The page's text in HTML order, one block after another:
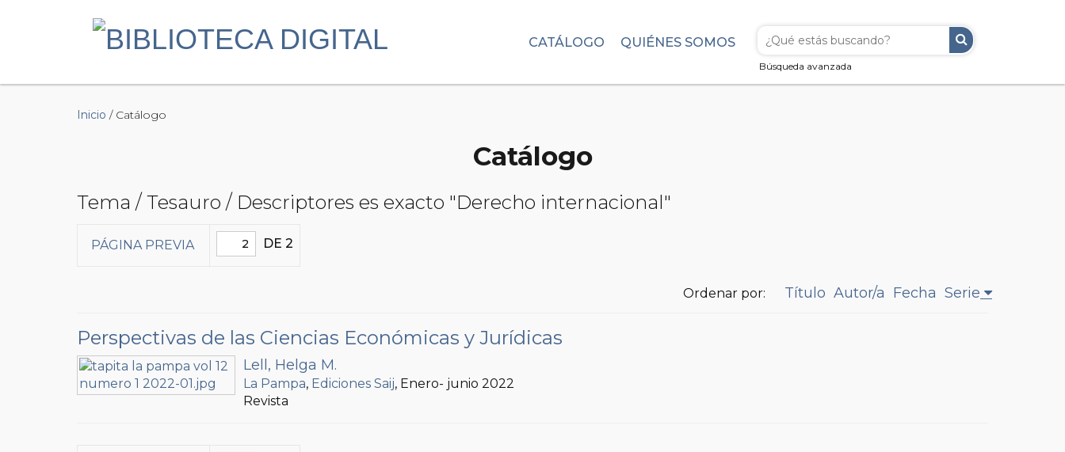
Búsqueda avanzada
CATÁLOGO QUIÉNES SOMOS
Inicio / Catálogo
Catálogo
Tema / Tesauro / Descriptores es exacto "Derecho internacional"
PÁGINA PREVIA DE 2
Ordenar por: Título Autor/a Fecha Serie
Perspectivas de las Ciencias Económicas y Jurídicas
Lell, Helga M.
La Pampa, Ediciones Saij, Enero- junio 2022
Revista